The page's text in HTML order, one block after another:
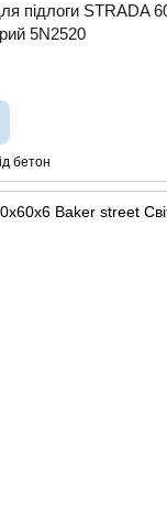
підлоги STRADA
5N2520
бетон